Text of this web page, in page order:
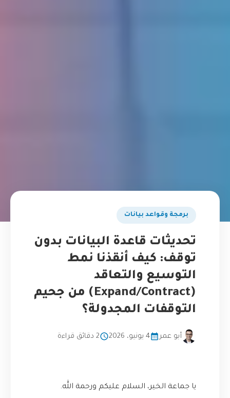
برمجة وقواعد بيانات
تحديثات قاعدة البيانات بدون
توقف: كيف أنقذنا نمط
التوسيع والتعاقد
(Expand/Contract) من جحيم
التوقفات المجدولة؟
أبو عمر 4 يونيو، 2026 2 دقائق قراءة
يا جماعة الخير، السلام عليكم ورحمة الله.